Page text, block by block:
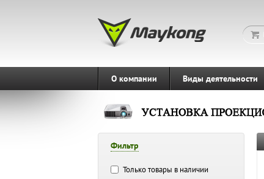
О компании Виды деятельности
Фильтр
Только товары в наличии